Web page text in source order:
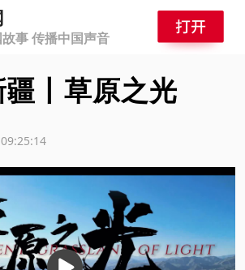
事 传播中国声音
丨草原之光
播
放